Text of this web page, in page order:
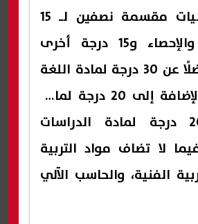
لمادة الرياضيات مقسمة نصفين لـ 15
درجة للجبر والإحصاء و15 درجة أخرى
للهندسة، فضلًا عن 30 درجة لمادة اللغة
الإنجليزية، بالإضافة إلى 20 درجة لمادة
العلوم، و20 درجة لمادة الدراسات
لا تضاف مواد التربية
الفنية، والحاسب الآلي